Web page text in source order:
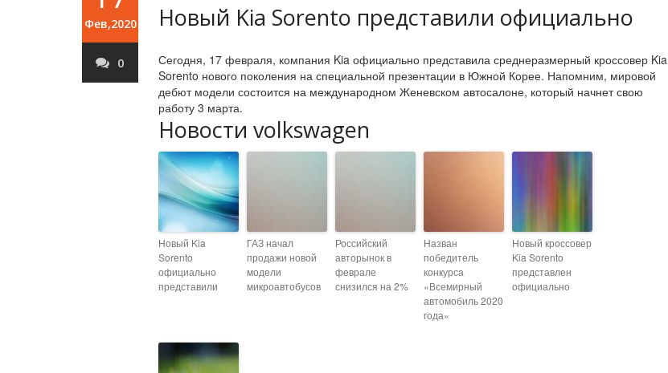
Фев,2020
0
Новый Kia Sorento представили официально
Сегодня, 17 февраля, компания Kia официально представила среднеразмерный кроссовер Kia
Sorento нового поколения на специальной презентации в Южной Корее. Напомним, мировой
дебют модели состоится на международном Женевском автосалоне, который начнет свою
работу 3 марта.
Новости volkswagen
Новый Kia
Sorento
официально
представили
ГАЗ начал
продажи новой
модели
микроавтобусов
Российский
авторынок в
феврале
снизился на 2%
Назван
победитель
конкурса
«Всемирный
автомобиль 2020
года»
Новый кроссовер
Kia Sorento
представлен
официально